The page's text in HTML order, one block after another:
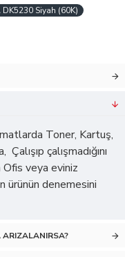
DK5230 Siyah (60K)
Toner, Kartuş,
çalışmadığını
veya eviniz
ürünün denemesini
ARIZALANIRSA?